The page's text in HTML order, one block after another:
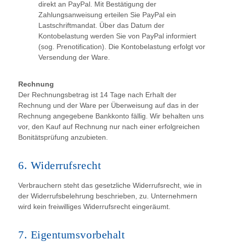
direkt an PayPal. Mit Bestätigung der
Zahlungsanweisung erteilen Sie PayPal ein
Lastschriftmandat. Über das Datum der
Kontobelastung werden Sie von PayPal informiert
(sog. Prenotification). Die Kontobelastung erfolgt vor
Versendung der Ware.
Rechnung
Der Rechnungsbetrag ist 14 Tage nach Erhalt der
Rechnung und der Ware per Überweisung auf das in der
Rechnung angegebene Bankkonto fällig. Wir behalten uns
vor, den Kauf auf Rechnung nur nach einer erfolgreichen
Bonitätsprüfung anzubieten.
6. Widerrufsrecht
Verbrauchern steht das gesetzliche Widerrufsrecht, wie in
der Widerrufsbelehrung beschrieben, zu. Unternehmern
wird kein freiwilliges Widerrufsrecht eingeräumt.
7. Eigentumsvorbehalt